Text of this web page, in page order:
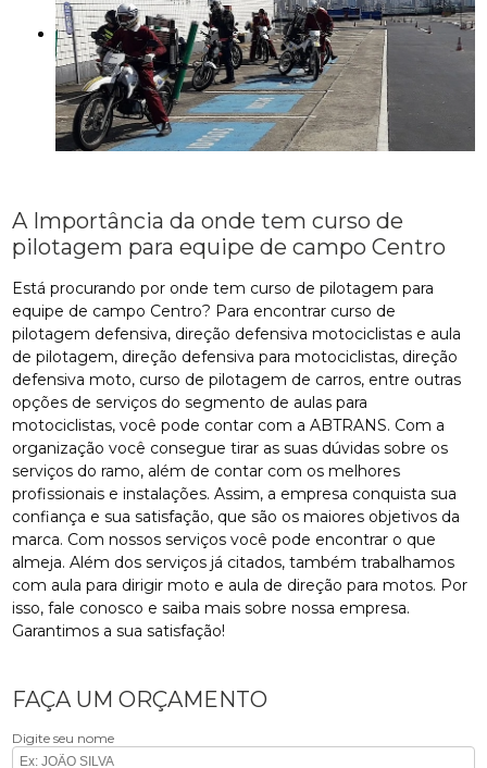
A Importância da onde tem curso de
pilotagem para equipe de campo Centro
Está procurando por onde tem curso de pilotagem para
equipe de campo Centro? Para encontrar curso de
pilotagem defensiva, direção defensiva motociclistas e aula
de pilotagem, direção defensiva para motociclistas, direção
defensiva moto, curso de pilotagem de carros, entre outras
opções de serviços do segmento de aulas para
motociclistas, você pode contar com a ABTRANS. Com a
organização você consegue tirar as suas dúvidas sobre os
serviços do ramo, além de contar com os melhores
profissionais e instalações. Assim, a empresa conquista sua
confiança e sua satisfação, que são os maiores objetivos da
marca. Com nossos serviços você pode encontrar o que
almeja. Além dos serviços já citados, também trabalhamos
com aula para dirigir moto e aula de direção para motos. Por
isso, fale conosco e saiba mais sobre nossa empresa.
Garantimos a sua satisfação!
FAÇA UM ORÇAMENTO
Digite seu nome